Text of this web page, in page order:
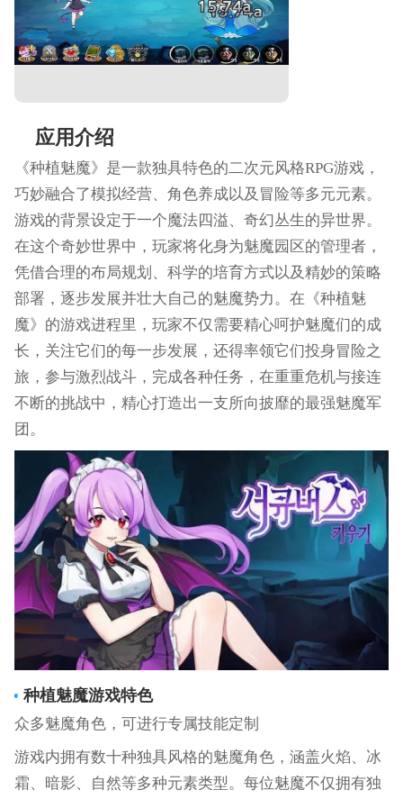
应用介绍
《种植魅魔》是一款独具特色的二次元风格RPG游戏，
巧妙融合了模拟经营、角色养成以及冒险等多元元素。
游戏的背景设定于一个魔法四溢、奇幻丛生的异世界。
在这个奇妙世界中，玩家将化身为魅魔园区的管理者，
凭借合理的布局规划、科学的培育方式以及精妙的策略
部署，逐步发展并壮大自己的魅魔势力。在《种植魅
魔》的游戏进程里，玩家不仅需要精心呵护魅魔们的成
长，关注它们的每一步发展，还得率领它们投身冒险之
旅，参与激烈战斗，完成各种任务，在重重危机与接连
不断的挑战中，精心打造出一支所向披靡的最强魅魔军
团。
种植魅魔游戏特色
众多魅魔角色，可进行专属技能定制
游戏内拥有数十种独具风格的魅魔角色，涵盖火焰、冰
霜、暗影、自然等多种元素类型。每位魅魔不仅拥有独